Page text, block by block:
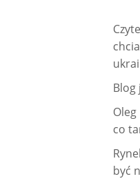
Blog
co
być